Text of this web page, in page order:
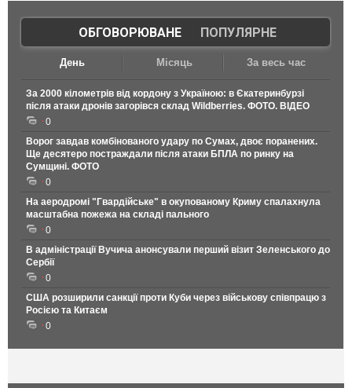
ОБГОВОРЮВАНЕ| ПОПУЛЯРНЕ
День Місяць За весь час
За 2000 кілометрів від кордону з Україною: в Єкатеринбурзі
після атаки дронів загорівся склад Wildberries. ФОТО. ВІДЕО
0
Ворог завдав комбінованого удару по Сумах, двоє поранених.
Ще десятеро постраждали після атаки БПЛА по ринку на
Сумщині. ФОТО
0
На аеродромі "Гвардійське" в окупованому Криму спалахнула
масштабна пожежа на складі пального
0
В адміністрації Вучича анонсували перший візит Зеленського до
Сербії
0
США розширили санкції проти Куби через військову співпрацю з
Росією та Китаєм
0